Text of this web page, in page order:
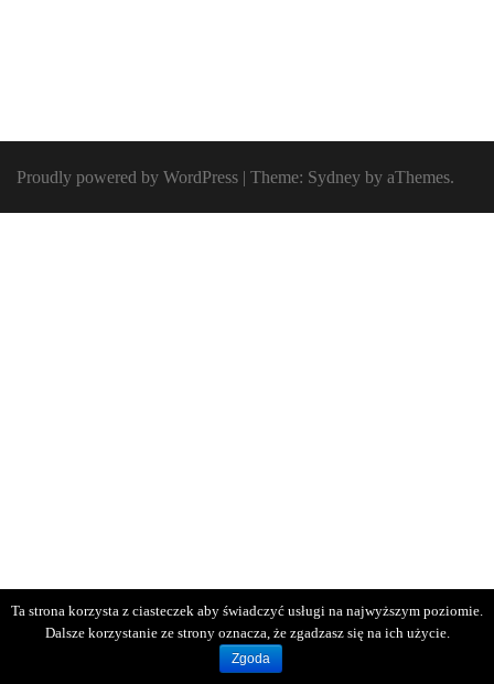
Proudly powered by WordPress | Theme: Sydney by aThemes.
Ta strona korzysta z ciasteczek aby świadczyć usługi na najwyższym poziomie.
Dalsze korzystanie ze strony oznacza, że zgadzasz się na ich użycie.
Zgoda